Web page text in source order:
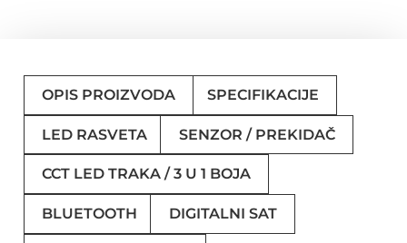
OPIS PROIZVODA SPECIFIKACIJE
LED RASVETA SENZOR / PREKIDAČ
CCT LED TRAKA / 3 U 1 BOJA
BLUETOOTH DIGITALNI SAT